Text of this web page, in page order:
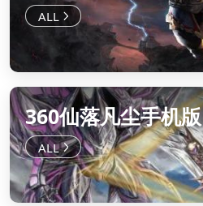
360仙落凡尘手机版